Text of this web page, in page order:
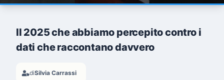
Il 2025 che abbiamo percepito contro i
dati che raccontano davvero
diSilvia Carrassi